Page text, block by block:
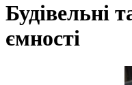
Будівельні
ємності